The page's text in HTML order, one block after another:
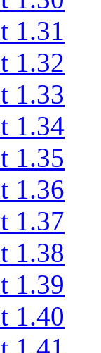
1.31
1.32
1.33
1.34
1.35
1.36
1.37
1.38
1.39
1.40